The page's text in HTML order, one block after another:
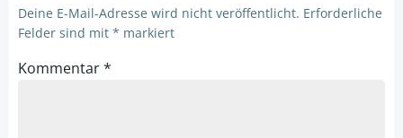
Deine E-Mail-Adresse wird nicht veröffentlicht. Erforderliche
Felder sind mit * markiert
Kommentar*